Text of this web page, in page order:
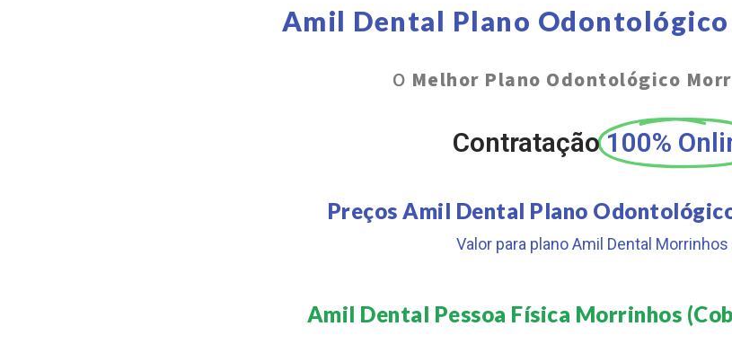
Amil Dental Plano
O Melhor Plano Odontológico
Contratação 100%
Preços Amil Dental Plano
Valor para plano Amil Dental Morrinhos
Amil Dental Pessoa Física Morrinhos